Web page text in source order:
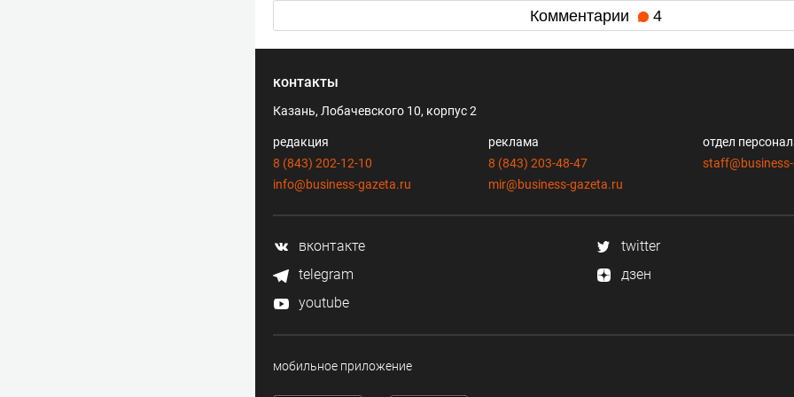
Комментарии 4
контакты
Казань, Лобачевского 10, корпус 2
редакция
8 (843) 202-12-10
info@business-gazeta.ru
реклама
8 (843) 203-48-47
mir@business-gazeta.ru
отдел
вконтакте
twitter
telegram
дзен
youtube
мобильное приложение